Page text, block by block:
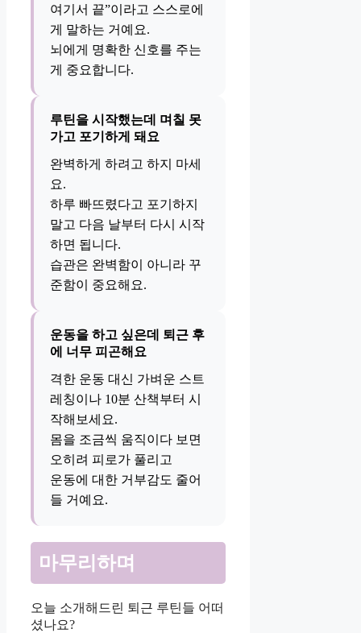
여기서 끝”이라고 스스로에
게 말하는 거예요.
뇌에게 명확한 신호를 주는
게 중요합니다.
루틴을 시작했는데 며칠 못
가고 포기하게 돼요
완벽하게 하려고 하지 마세
요.
하루 빠뜨렸다고 포기하지
말고 다음 날부터 다시 시작
하면 됩니다.
습관은 완벽함이 아니라 꾸
준함이 중요해요.
운동을 하고 싶은데 퇴근 후
에 너무 피곤해요
격한 운동 대신 가벼운 스트
레칭이나 10분 산책부터 시
작해보세요.
몸을 조금씩 움직이다 보면
오히려 피로가 풀리고
운동에 대한 거부감도 줄어
들 거예요.
마무리하며
오늘 소개해드린 퇴근 루틴들 어떠
셨나요?